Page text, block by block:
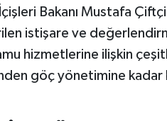
Bakanı Mustafa
istişare ve
hizmetlerine ilişkin
göç yönetimine